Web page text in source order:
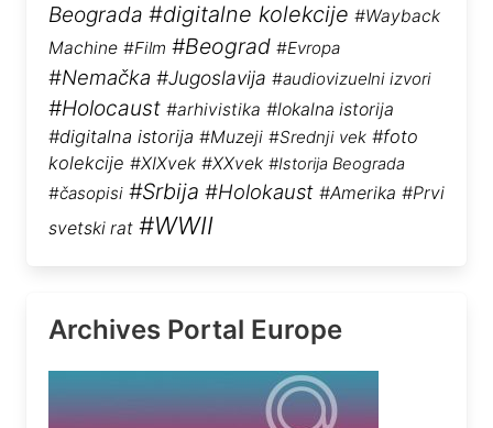
Beograda #digitalne kolekcije #Wayback
Machine #Film #Beograd #Evropa
#Nemačka #Jugoslavija #audiovizuelni izvori
#Holocaust #arhivistika #lokalna istorija
#digitalna istorija #Muzeji #Srednji vek #foto
kolekcije #XIXvek #XXvek #Istorija Beograda
#časopisi #Srbija #Holokaust #Amerika #Prvi
svetski rat #WWII
Archives Portal Europe